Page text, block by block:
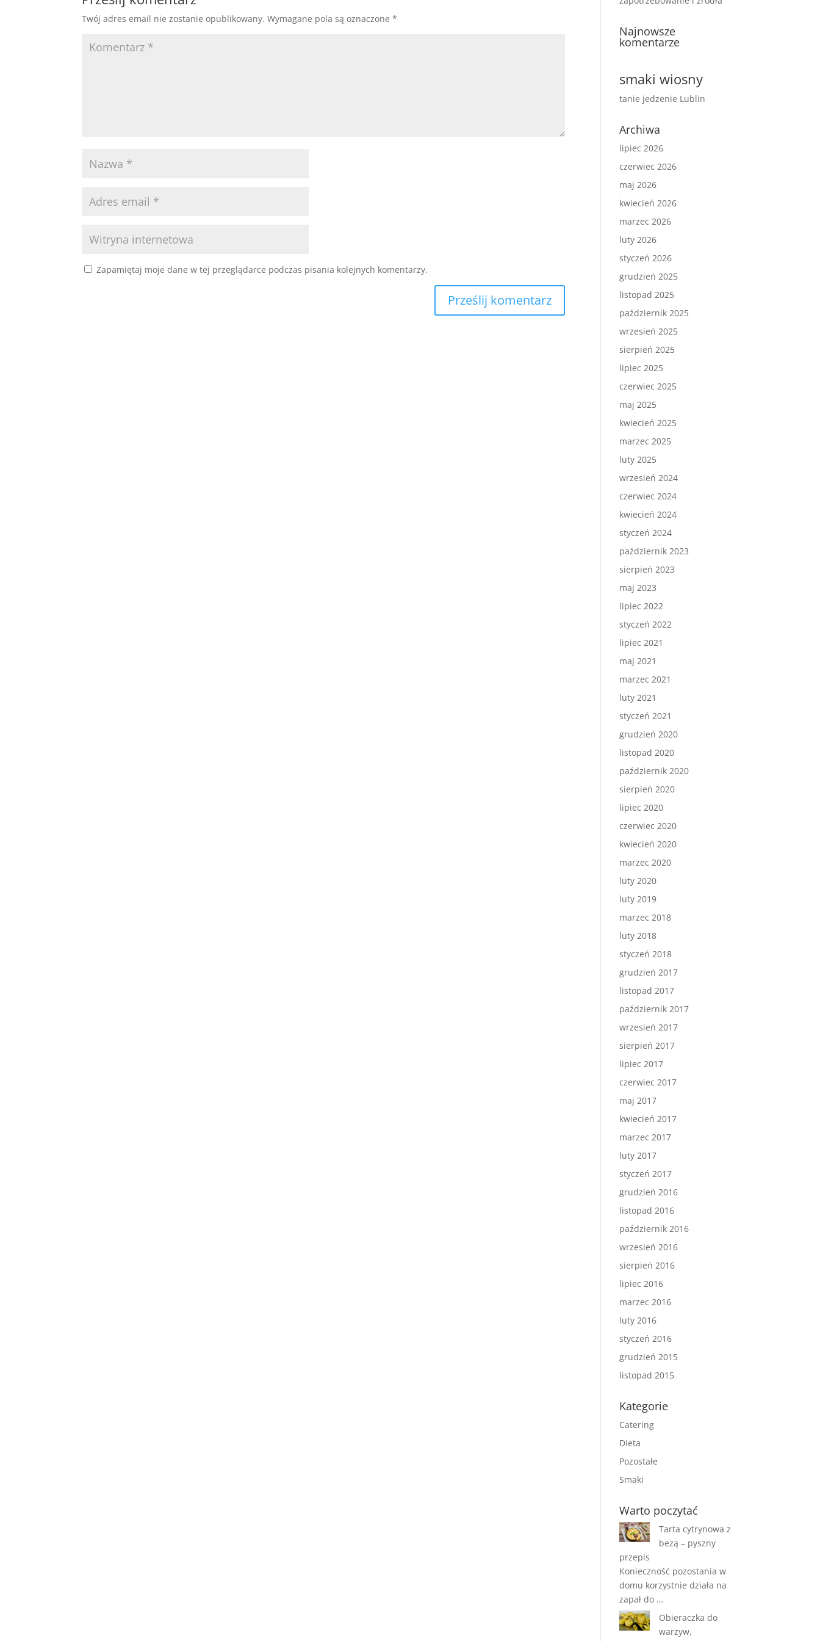
Twój adres email nie zostanie opublikowany. Wymagane pola są oznaczone*
Zapamiętaj moje dane w tej przeglądarce podczas pisania kolejnych komentarzy.
Najnowsze
komentarze
smaki wiosny
tanie jedzenie Lublin
Archiwa
lipiec 2026
czerwiec 2026
maj 2026
kwiecień 2026
marzec 2026
luty 2026
styczeń 2026
grudzień 2025
listopad 2025
październik 2025
wrzesień 2025
sierpień 2025
lipiec 2025
czerwiec 2025
maj 2025
kwiecień 2025
marzec 2025
luty 2025
wrzesień 2024
czerwiec 2024
kwiecień 2024
styczeń 2024
październik 2023
sierpień 2023
maj 2023
lipiec 2022
styczeń 2022
lipiec 2021
maj 2021
marzec 2021
luty 2021
styczeń 2021
grudzień 2020
listopad 2020
październik 2020
sierpień 2020
lipiec 2020
czerwiec 2020
kwiecień 2020
marzec 2020
luty 2020
luty 2019
marzec 2018
luty 2018
styczeń 2018
grudzień 2017
listopad 2017
październik 2017
wrzesień 2017
sierpień 2017
lipiec 2017
czerwiec 2017
maj 2017
kwiecień 2017
marzec 2017
luty 2017
styczeń 2017
grudzień 2016
listopad 2016
październik 2016
wrzesień 2016
sierpień 2016
lipiec 2016
marzec 2016
luty 2016
styczeń 2016
grudzień 2015
listopad 2015
Kategorie
Catering
Dieta
Pozostałe
Smaki
Warto poczytać
Tarta cytrynowa z
bezą – pyszny
przepis
Konieczność pozostania w
domu korzystnie działa na
zapał do …
Obieraczka do
warzyw,